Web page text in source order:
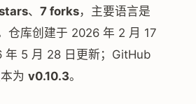
、 7 forks，主要语言是
仓库创建于 2026 年 2 月 17
年 5 月 28 日更新；GitHub
为 v0.10.3。